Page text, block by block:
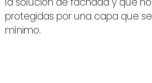
protegidas por una capa que
mínimo.